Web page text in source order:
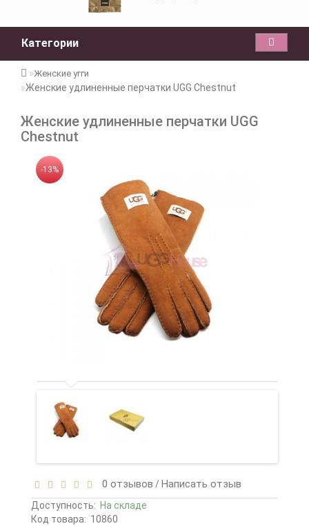
Категории
Женские угги
Женские удлиненные перчатки UGG Chestnut
Женские удлиненные перчатки UGG
Chestnut
-13%
0 отзывов /Написать отзыв
Доступность: На складе
Код товара: 10860